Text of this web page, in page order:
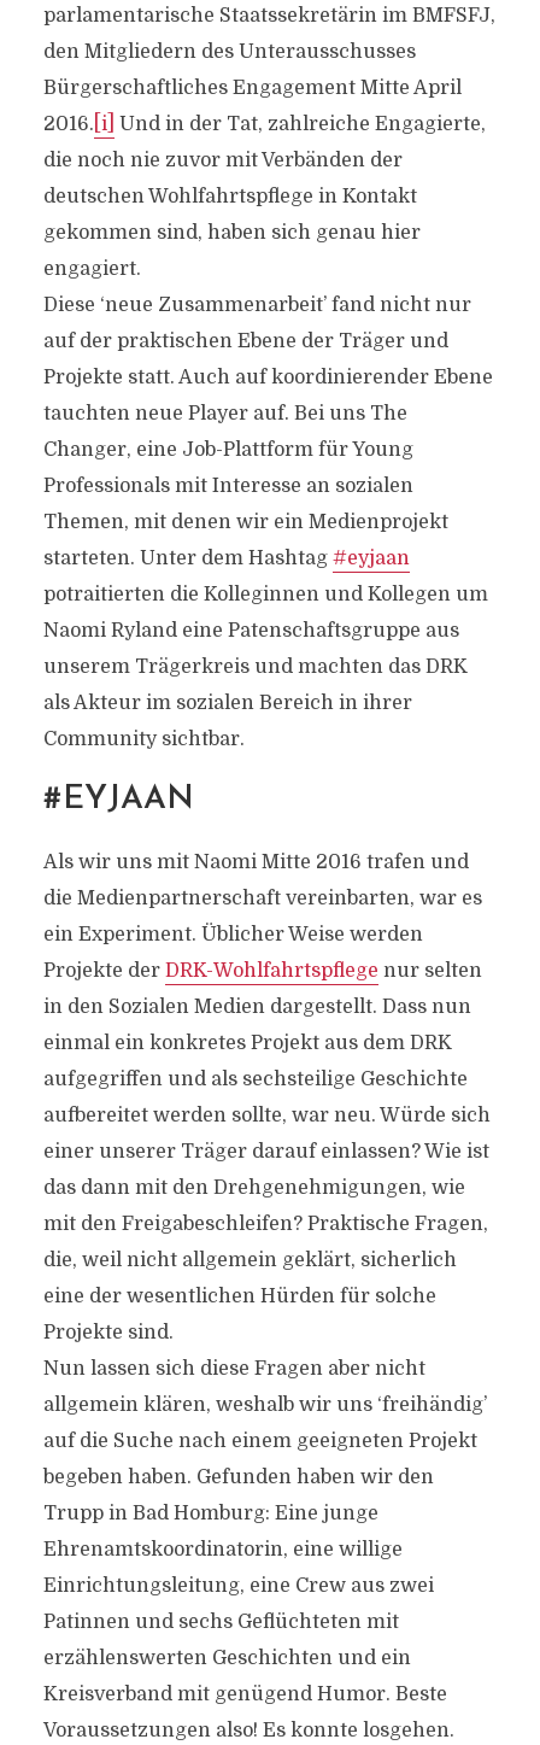
parlamentarische Staatssekretärin im BMFSFJ,
den Mitgliedern des Unterausschusses
Bürgerschaftliches Engagement Mitte April
2016. [i] Und in der Tat, zahlreiche Engagierte,
die noch nie zuvor mit Verbänden der
deutschen Wohlfahrtspflege in Kontakt
gekommen sind, haben sich genau hier
engagiert.
Diese ‘neue Zusammenarbeit’ fand nicht nur
auf der praktischen Ebene der Träger und
Projekte statt. Auch auf koordinierender Ebene
tauchten neue Player auf. Bei uns The
Changer, eine Job-Plattform für Young
Professionals mit Interesse an sozialen
Themen, mit denen wir ein Medienprojekt
starteten. Unter dem Hashtag #eyjaan
potraitierten die Kolleginnen und Kollegen um
Naomi Ryland eine Patenschaftsgruppe aus
unserem Trägerkreis und machten das DRK
als Akteur im sozialen Bereich in ihrer
Community sichtbar.
#EYJAAN
Als wir uns mit Naomi Mitte 2016 trafen und
die Medienpartnerschaft vereinbarten, war es
ein Experiment. Üblicher Weise werden
Projekte der DRK-Wohlfahrtspflege nur selten
in den Sozialen Medien dargestellt. Dass nun
einmal ein konkretes Projekt aus dem DRK
aufgegriffen und als sechsteilige Geschichte
aufbereitet werden sollte, war neu. Würde sich
einer unserer Träger darauf einlassen? Wie ist
das dann mit den Drehgenehmigungen, wie
mit den Freigabeschleifen? Praktische Fragen,
die, weil nicht allgemein geklärt, sicherlich
eine der wesentlichen Hürden für solche
Projekte sind.
Nun lassen sich diese Fragen aber nicht
allgemein klären, weshalb wir uns ‘freihändig’
auf die Suche nach einem geeigneten Projekt
begeben haben. Gefunden haben wir den
Trupp in Bad Homburg: Eine junge
Ehrenamtskoordinatorin, eine willige
Einrichtungsleitung, eine Crew aus zwei
Patinnen und sechs Geflüchteten mit
erzählenswerten Geschichten und ein
Kreisverband mit genügend Humor. Beste
Voraussetzungen also! Es konnte losgehen.